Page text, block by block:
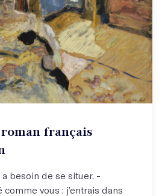
français
besoin de se situer. -
comme vous : j’entrais dans